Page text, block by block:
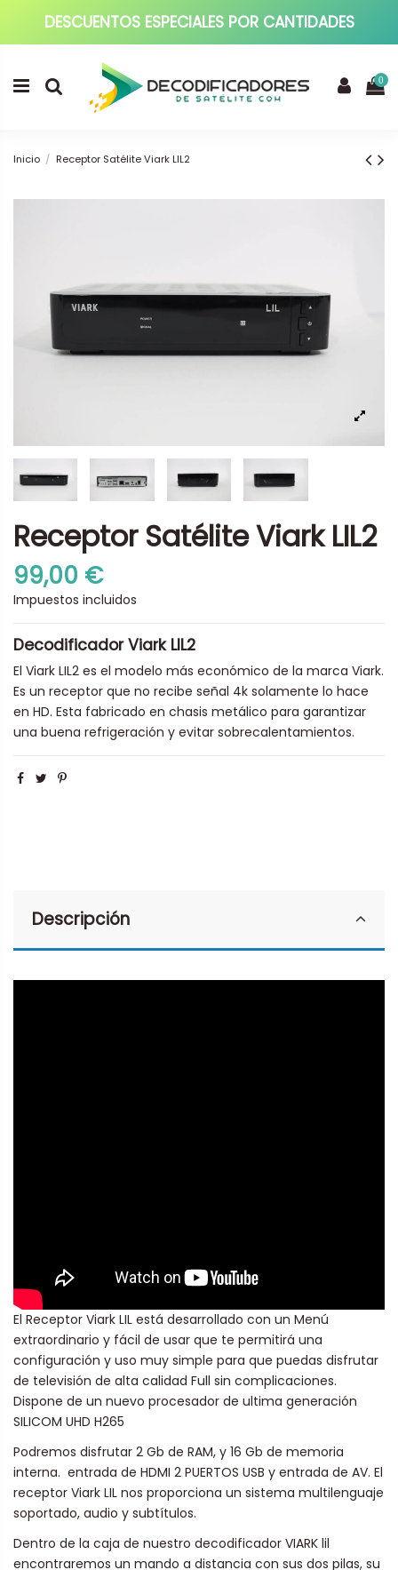
DESCUENTOS ESPECIALES POR CANTIDADES
0
Inicio Receptor Satélite Viark LIL2
Receptor Satélite Viark LIL2
99,00 €
Impuestos incluidos
Decodificador Viark LIL2
El Viark LIL2 es el modelo más económico de la marca Viark.
Es un receptor que no recibe señal 4k solamente lo hace
en HD. Esta fabricado en chasis metálico para garantizar
una buena refrigeración y evitar sobrecalentamientos.
Descripción
El Receptor Viark LIL está desarrollado con un Menú
extraordinario y fácil de usar que te permitirá una
configuración y uso muy simple para que puedas disfrutar
de televisión de alta calidad Full sin complicaciones.
Dispone de un nuevo procesador de ultima generación
SILICOM UHD H265
Podremos disfrutar 2 Gb de RAM, y 16 Gb de memoria
interna. entrada de HDMI 2 PUERTOS USB y entrada de AV. El
receptor Viark LIL nos proporciona un sistema multilenguaje
soportado, audio y subtítulos.
Dentro de la caja de nuestro decodificador VIARK lil
encontraremos un mando a distancia con sus dos pilas, su